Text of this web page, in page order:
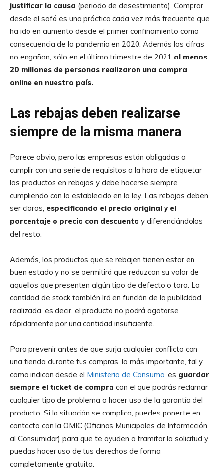
justificar la causa (periodo de desestimiento). Comprar
desde el sofá es una práctica cada vez más frecuente que
ha ido en aumento desde el primer confinamiento como
consecuencia de la pandemia en 2020. Además las cifras
no engañan, sólo en el último trimestre de 2021 al menos
20 millones de personas realizaron una compra
online en nuestro país.
Las rebajas deben realizarse
siempre de la misma manera
Parece obvio, pero las empresas están obligadas a
cumplir con una serie de requisitos a la hora de etiquetar
los productos en rebajas y debe hacerse siempre
cumpliendo con lo establecido en la ley. Las rebajas deben
ser claras, especificando el precio original y el
porcentaje o precio con descuento y diferenciándolos
del resto.
Además, los productos que se rebajen tienen estar en
buen estado y no se permitirá que reduzcan su valor de
aquellos que presenten algún tipo de defecto o tara. La
cantidad de stock también irá en función de la publicidad
realizada, es decir, el producto no podrá agotarse
rápidamente por una cantidad insuficiente.
Para prevenir antes de que surja cualquier conflicto con
una tienda durante tus compras, lo más importante, tal y
como indican desde el Ministerio de Consumo, es guardar
siempre el ticket de compra con el que podrás reclamar
cualquier tipo de problema o hacer uso de la garantía del
producto. Si la situación se complica, puedes ponerte en
contacto con la OMIC (Oficinas Municipales de Información
al Consumidor) para que te ayuden a tramitar la solicitud y
puedas hacer uso de tus derechos de forma
completamente gratuita.